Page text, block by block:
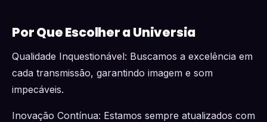
Por Que Escolher a Universia
Qualidade Inquestionável: Buscamos a excelência em
cada transmissão, garantindo imagem e som
impecáveis.
Inovação Contínua: Estamos sempre atualizados com